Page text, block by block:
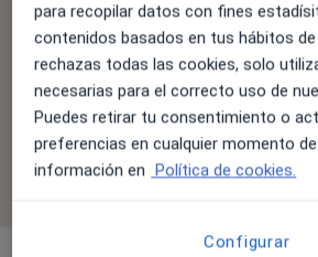
Se aceptan aseguradoras
La cobertura varía en función del
ubicación y el servicio. Confirma
proceso de reserva.
Filtrar por
para recopilar datos con fines
contenidos basados en tus hábitos de
rechazas todas las cookies, solo
necesarias para el correcto uso de
Puedes retirar tu consentimiento o
preferencias en cualquier momento
información en Política de cookies.
Configurar